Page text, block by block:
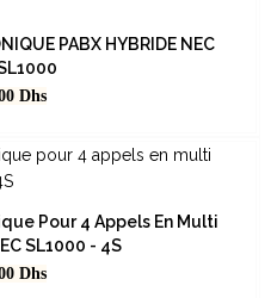
PABX HYBRIDE NEC
Dhs
Pour 4 Appels En Multi
SL1000 - 4S
Dhs